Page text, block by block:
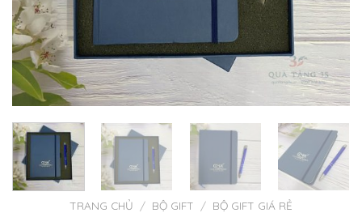
TRANG CHỦ / BỘ GIFT / BỘ GIFT GIÁ RẺ